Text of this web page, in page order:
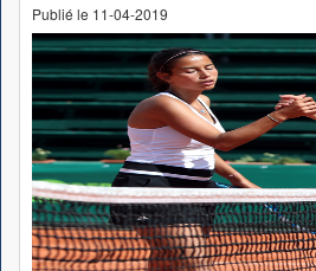
Publié le 11-04-2019